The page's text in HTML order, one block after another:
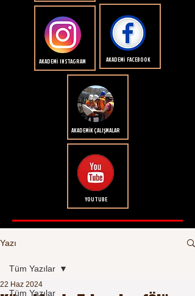
AKADEMİ INSTAGRAM AKADEMİ FACEBOOK
AKADEMİK ÇALIŞMALAR
YOUTUBE
Yazı
Tüm Yazılar
Tüm Yazılar
22 Haz 2024